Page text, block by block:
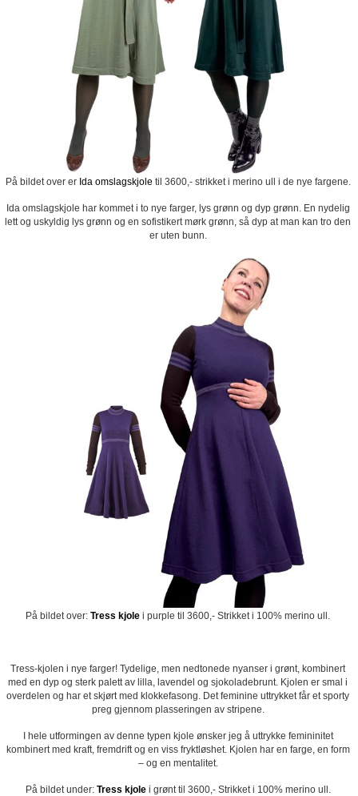
På bildet over er Ida omslagskjole til 3600,- strikket i merino ull i de nye fargene.
Ida omslagskjole har kommet i to nye farger, lys grønn og dyp grønn. En nydelig
lett og uskyldig lys grønn og en sofistikert mørk grønn, så dyp at man kan tro den
er uten bunn.
På bildet over: Tress kjole i purple til 3600,- Strikket i 100% merino ull.
Tress-kjolen i nye farger! Tydelige, men nedtonede nyanser i grønt, kombinert
med en dyp og sterk palett av lilla, lavendel og sjokoladebrunt. Kjolen er smal i
overdelen og har et skjørt med klokkefasong. Det feminine uttrykket får et sporty
preg gjennom plasseringen av stripene.
I hele utformingen av denne typen kjole ønsker jeg å uttrykke femininitet
kombinert med kraft, fremdrift og en viss fryktløshet. Kjolen har en farge, en form
– og en mentalitet.
På bildet under: Tress kjolei grønt til 3600,- Strikket i 100% merino ull.